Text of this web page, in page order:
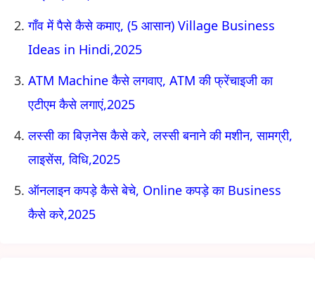
गाँव में पैसे कैसे कमाए, (5 आसान) Village Business
Ideas in Hindi,2025
ATM Machine कैसे लगवाए, ATM की फ्रेंचाइजी का
एटीएम कैसे लगाएं,2025
लस्सी का बिज़नेस कैसे करे, लस्सी बनाने की मशीन, सामग्री,
लाइसेंस, विधि,2025
ऑनलाइन कपड़े कैसे बेचे, Online कपड़े का Business
कैसे करे,2025